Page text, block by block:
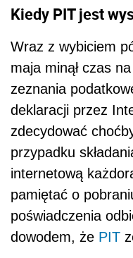
Kiedy PIT jest
Wraz z wybiciem
maja minął czas
zeznania
deklaracji przez
zdecydować
przypadku
internetową
pamiętać o
poświadczenia
dowodem, że PIT